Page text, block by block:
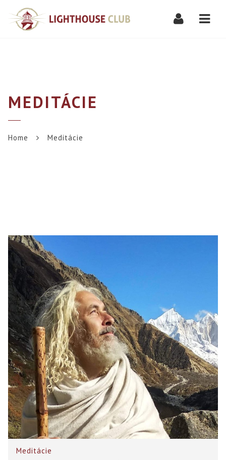
MEDITÁCIE
Home Meditácie
Meditácie